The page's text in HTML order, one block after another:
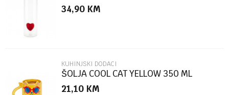
POŠALJI
34,90 KM
KUHINJSKI DODACI
ŠOLJA COOL CAT YELLOW 350 ML
KERAMIKA
21,10 KM